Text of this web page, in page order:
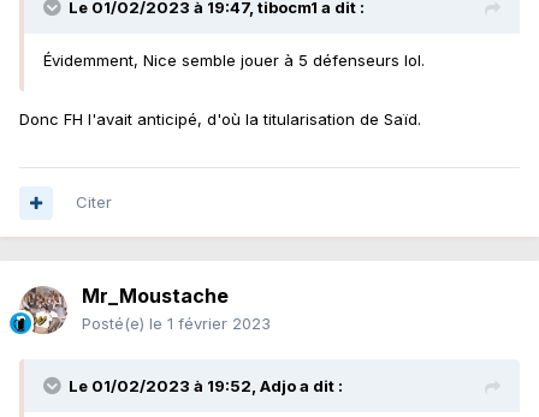
Le 01/02/2023 à 19:47, tibocm1 a dit :
Évidemment, Nice semble jouer à 5 défenseurs lol.
Donc FH l'avait anticipé, d'où la titularisation de Saïd.
Citer
Mr_Moustache
Posté(e) le 1 février 2023
Le 01/02/2023 à 19:52, Adjoa dit :